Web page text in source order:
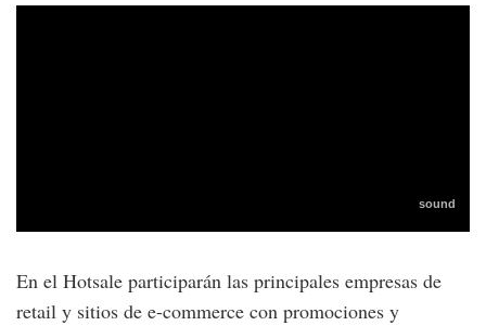
En el Hotsale participarán las principales empresas de
retail y sitios de e-commerce con promociones y